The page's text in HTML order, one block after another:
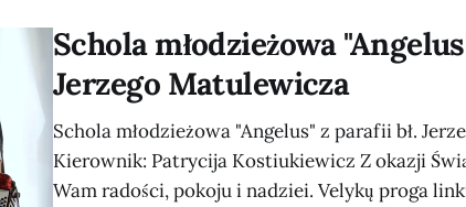
Schola młodzieżowa
Jerzego Matulewicza
Schola młodzieżowa "Angelus" z parafii bł.
Kierownik: Patrycija Kostiukiewicz Z okazji
Wam radości, pokoju i nadziei. Velykų proga